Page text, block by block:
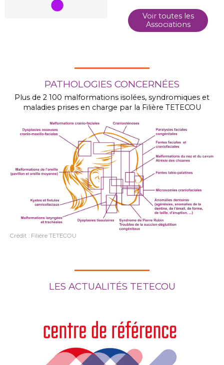
Voir toutes les
Associations
PATHOLOGIES CONCERNÉES
Plus de 2 100 malformations isolées, syndromiques et
maladies prises en charge par la Filière TETECOU
Crédit : Filière TETECOU
LES ACTUALITÉS TETECOU